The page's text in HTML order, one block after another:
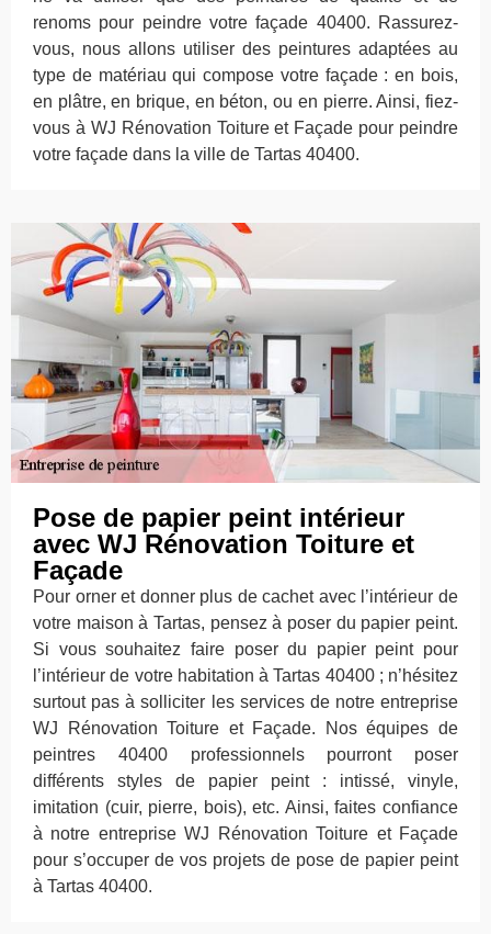
renoms pour peindre votre façade 40400. Rassurez-
vous, nous allons utiliser des peintures adaptées au
type de matériau qui compose votre façade : en bois,
en plâtre, en brique, en béton, ou en pierre. Ainsi, fiez-
vous à WJ Rénovation Toiture et Façade pour peindre
votre façade dans la ville de Tartas 40400.
Pose de papier peint intérieur
avec WJ Rénovation Toiture et
Façade
Pour orner et donner plus de cachet avec l’intérieur de
votre maison à Tartas, pensez à poser du papier peint.
Si vous souhaitez faire poser du papier peint pour
l’intérieur de votre habitation à Tartas 40400 ; n’hésitez
surtout pas à solliciter les services de notre entreprise
WJ Rénovation Toiture et Façade. Nos équipes de
peintres 40400 professionnels pourront poser
différents styles de papier peint : intissé, vinyle,
imitation (cuir, pierre, bois), etc. Ainsi, faites confiance
à notre entreprise WJ Rénovation Toiture et Façade
pour s’occuper de vos projets de pose de papier peint
à Tartas 40400.